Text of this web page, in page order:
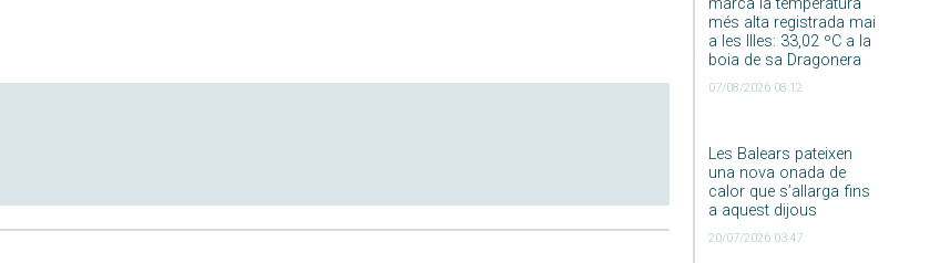
més alta registrada mai
a les Illes: 33,02 ºC a la
boia de sa Dragonera
07/08/2026 08:12
Les Balears pateixen
una nova onada de
calor que s’allarga fins
a aquest dijous
20/07/2026 03:47